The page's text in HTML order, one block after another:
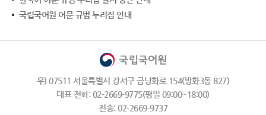
국립국어원 어문 규범 누리집 안내
우) 07511 서울특별시 강서구 금낭화로 154(방화3동 827)
대표 전화: 02-2669-9775(평일 09:00~18:00)
전송: 02-2669-9737